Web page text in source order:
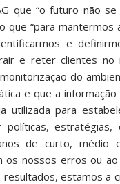
que “o futuro não
que “para mantermos
e
e reter clientes no
do
e que a
utilizada para
estratégias,
de curto, médio
os nossos erros ou
estamos a